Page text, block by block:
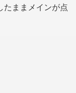
たままメインが点